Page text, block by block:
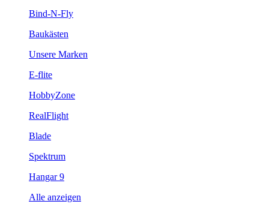
Bind-N-Fly
Baukästen
Unsere Marken
E-flite
HobbyZone
RealFlight
Blade
Spektrum
Hangar 9
Alle anzeigen